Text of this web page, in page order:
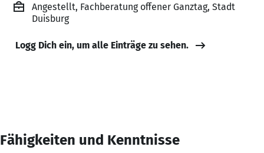
Angestellt, Fachberatung offener Ganztag, Stadt
Duisburg
Logg Dich ein, um alle Einträge zu sehen.
Fähigkeiten und Kenntnisse